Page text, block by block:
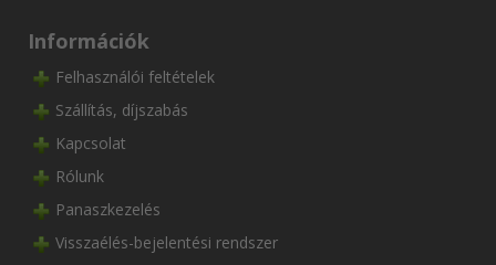
Információk
Felhasználói feltételek
Szállítás, díjszabás
Kapcsolat
Rólunk
Panaszkezelés
Visszaélés-bejelentési rendszer